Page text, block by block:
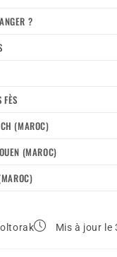
?
FÈS
(MAROC)
(MAROC)
Mis à jour le